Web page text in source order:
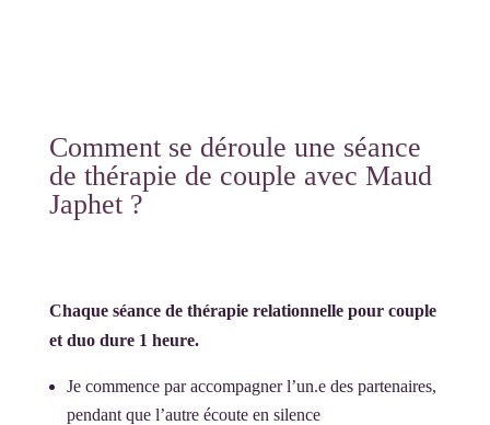
Comment se déroule une séance
de thérapie de couple avec Maud
Japhet ?
Chaque séance de thérapie relationnelle pour couple
et duo dure 1 heure.
Je commence par accompagner l’un.e des partenaires,
pendant que l’autre écoute en silence